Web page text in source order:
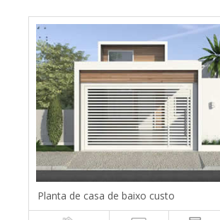
Planta de casa de baixo custo